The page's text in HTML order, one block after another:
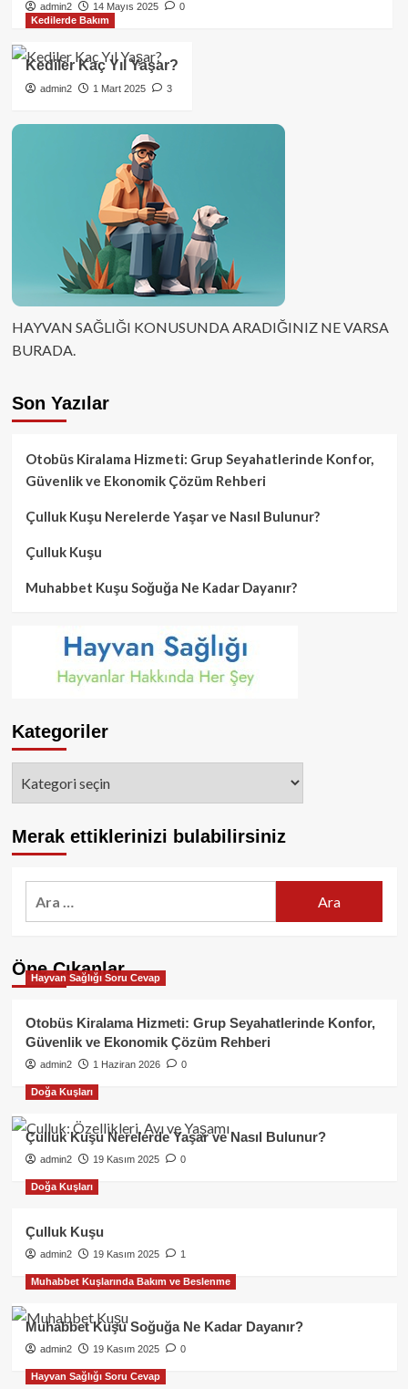
admin2 14 Mayıs 2025
0
Kedilerde Bakım
Kediler Kaç Yıl Yaşar?
admin2 1 Mart 2025 3
HAYVAN SAĞLIĞI KONUSUNDA ARADIĞINIZ NE VARSA
BURADA.
Son Yazılar
Otobüs Kiralama Hizmeti: Grup Seyahatlerinde Konfor,
Güvenlik ve Ekonomik Çözüm Rehberi
Çulluk Kuşu Nerelerde Yaşar ve Nasıl Bulunur?
Çulluk Kuşu
Muhabbet Kuşu Soğuğa Ne Kadar Dayanır?
Kategoriler
Merak ettiklerinizi bulabilirsiniz
Öne Çıkanlar
Hayvan Sağlığı Soru Cevap
Otobüs Kiralama Hizmeti: Grup Seyahatlerinde Konfor,
Güvenlik ve Ekonomik Çözüm Rehberi
admin2 1 Haziran 2026 0
Doğa Kuşları
Çulluk Kuşu Nerelerde Yaşar ve Nasıl Bulunur?
admin2 19 Kasım 2025 0
Doğa Kuşları
Çulluk Kuşu
admin2 19 Kasım 2025 1
Muhabbet Kuşlarında Bakım ve Beslenme
Muhabbet Kuşu Soğuğa Ne Kadar Dayanır?
admin2 19 Kasım 2025 0
Hayvan Sağlığı Soru Cevap